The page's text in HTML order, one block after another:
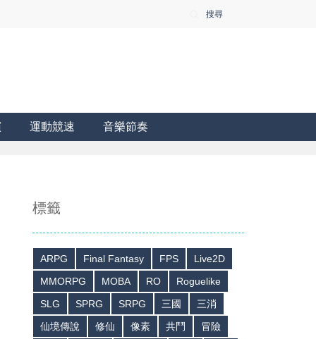
搜尋
運動競速 音樂節奏
標籤
ARPG Final Fantasy FPS
Live2D
MMORPG
MOBA RO
Roguelike
SLG
SPRG SRPG 三國
三消
仙境傳說
修仙 像素 共鬥
冒險